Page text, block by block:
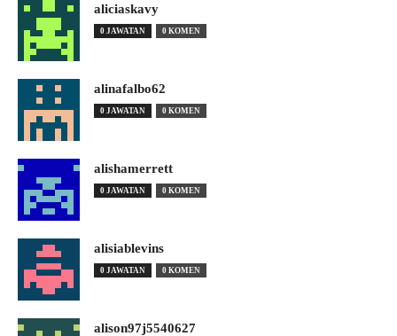
aliciaskavy
0 JAWATAN 0 KOMEN
alinafalbo62
0 JAWATAN 0 KOMEN
alishamerrett
0 JAWATAN 0 KOMEN
alisiablevins
0 JAWATAN 0 KOMEN
alison97j5540627